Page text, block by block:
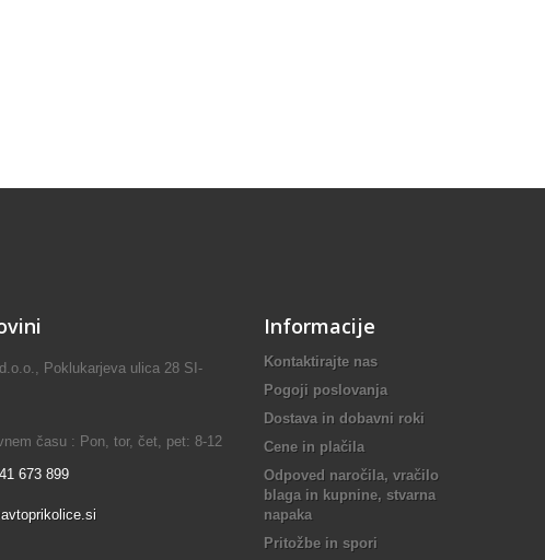
Poklukarjeva ulica 28 SI-
času : Pon, tor, čet, pet: 8-12
673 899
Informacije
Kontaktirajte nas
Pogoji poslovanja
Dostava in dobavni roki
Cene in plačila
Odpoved naročila, vračilo
blaga in kupnine, stvarna
napaka
Pritožbe in spori